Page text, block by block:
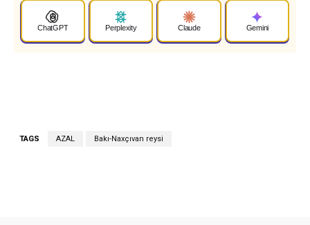
ChatGPT Perplexity Claude Gemini
TAGS AZAL Bakı-Naxçıvan reysi